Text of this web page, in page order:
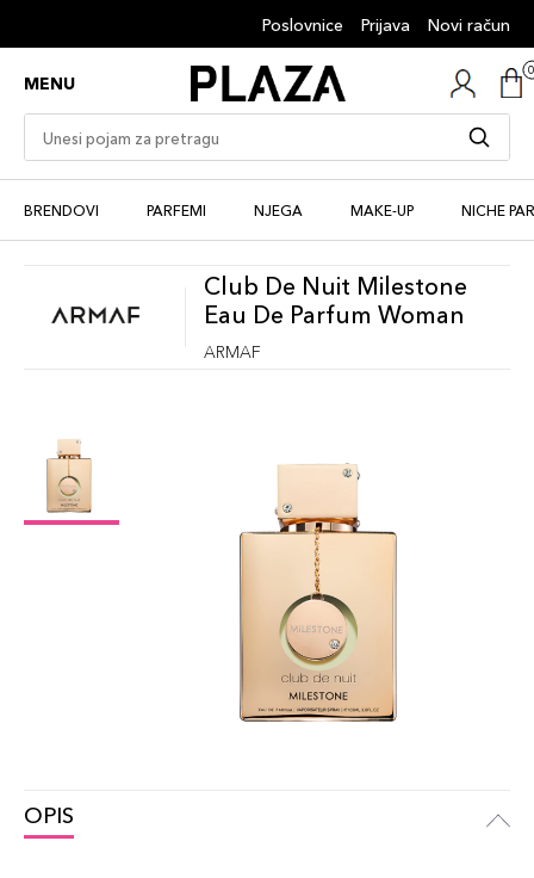
Poslovnice Prijava Novi račun
MENU
BRENDOVI PARFEMI NJEGA MAKE-UP NICHE
Club De Nuit Milestone
Eau De Parfum Woman
ARMAF
OPIS